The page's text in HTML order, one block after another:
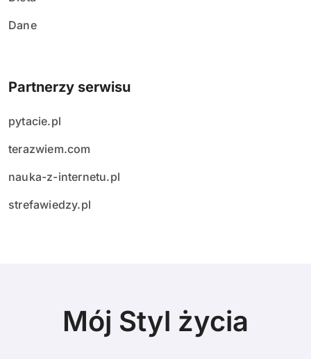
Dane
Partnerzy serwisu
pytacie.pl
terazwiem.com
nauka-z-internetu.pl
strefawiedzy.pl
Mój Styl życia